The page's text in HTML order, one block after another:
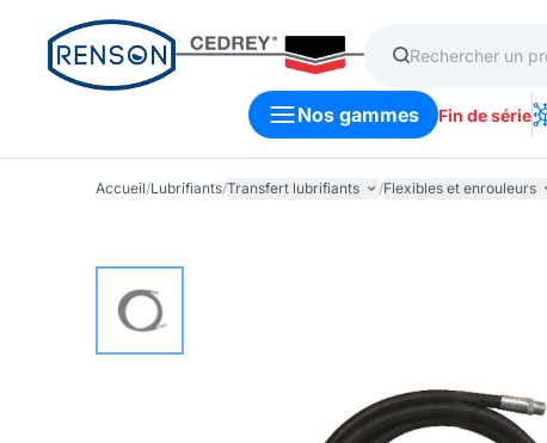
Nos gammes Fin de série
Accueil/Lubrifiants/Transfert lubrifiants /Flexibles et enrouleurs